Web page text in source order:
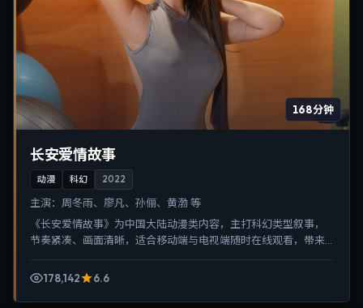
168分钟
长安爱情故事
动漫 科幻 2022
主演： 周冬雨、廖凡、孙俪、黄渤 等
《长安爱情故事》为中国大陆动漫类内容，主打科幻类型叙事，
节奏紧凑、画面清晰，适合移动端与电视端随时在线观看，带来
178,142
6.6